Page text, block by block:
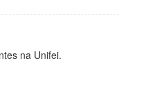
na Unifei.